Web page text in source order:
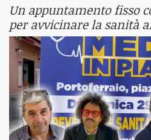
Un appuntamento fisso
per avvicinare la sanità